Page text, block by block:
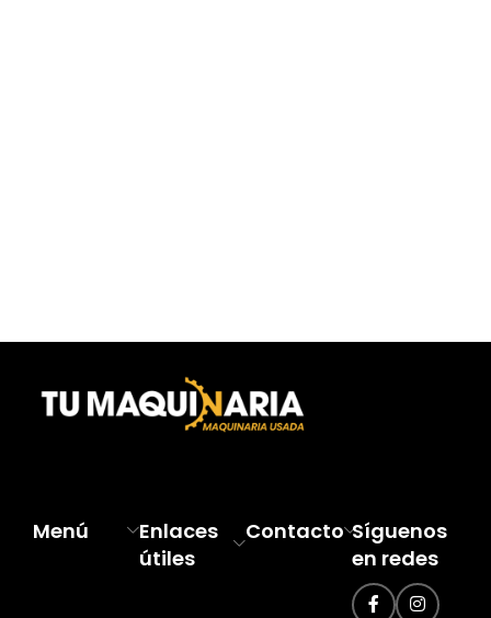
Menú
Enlaces
útiles
Contacto Síguenos
en redes